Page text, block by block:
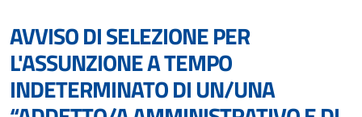
AVVISO DI SELEZIONE PER
L'ASSUNZIONE A TEMPO
INDETERMINATO DI UN/UNA